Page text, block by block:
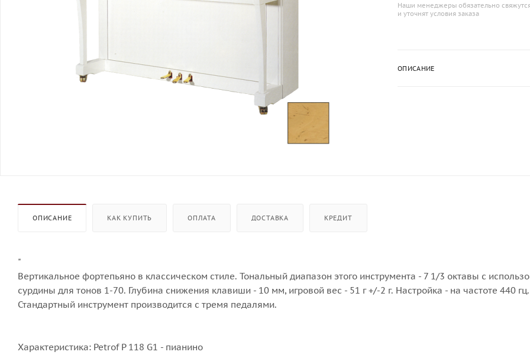
Наши менеджеры обязательно
и уточнят условия заказа
ОПИСАНИЕ
ОПИСАНИЕ КАК КУПИТЬ ОПЛАТА ДОСТАВКА КРЕДИТ
"
Вертикальное фортепьяно в классическом стиле. Тональный диапазон этого инструмента - 7 1/3 октавы с
сурдины для тонов 1-70. Глубина снижения клавиши - 10 мм, игровой вес - 51 г +/-2 г. Настройка - на частоте 440 гц.
Стандартный инструмент производится с тремя педалями.
Характеристика: Petrof P 118 G1 - пианино